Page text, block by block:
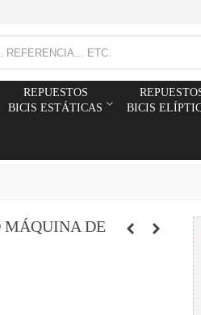
REPUESTOS
BICIS ESTÁTICAS
BICIS
MÁQUINA DE